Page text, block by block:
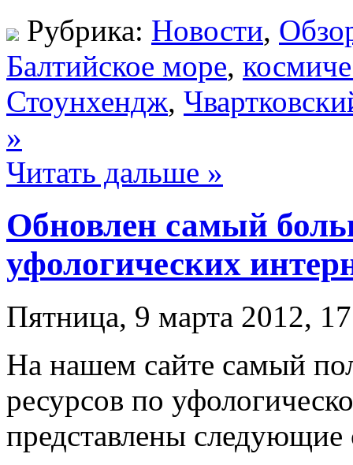
Рубрика: Новости,
Балтийское море,
Стоунхендж,
»
Читать дальше »
Обновлен самый
уфологических
Пятница, 9 марта 2012,
На нашем сайте самый
ресурсов по
представлены следующие